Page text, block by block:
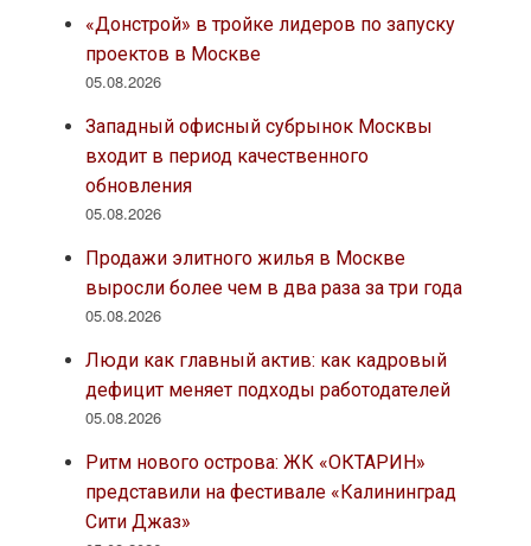
«Донстрой» в тройке лидеров по запуску
проектов в Москве
05.08.2026
Западный офисный субрынок Москвы
входит в период качественного
обновления
05.08.2026
Продажи элитного жилья в Москве
выросли более чем в два раза за три года
05.08.2026
Люди как главный актив: как кадровый
дефицит меняет подходы работодателей
05.08.2026
Ритм нового острова: ЖК «ОКТАРИН»
представили на фестивале «Калининград
Сити Джаз»